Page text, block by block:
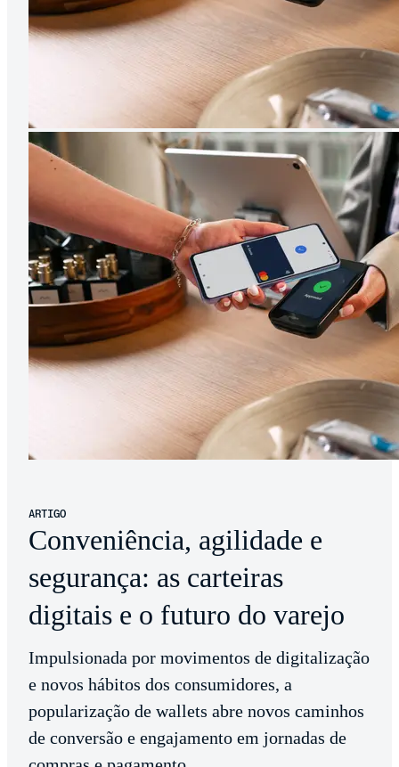
ARTIGO
Conveniência, agilidade e
segurança: as carteiras
digitais e o futuro do varejo
Impulsionada por movimentos de digitalização
e novos hábitos dos consumidores, a
popularização de wallets abre novos caminhos
de conversão e engajamento em jornadas de